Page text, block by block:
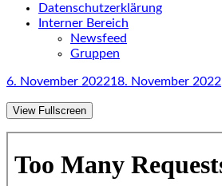
Datenschutzerklärung
Interner Bereich
Newsfeed
Gruppen
6. November 202218. November 2022
View Fullscreen